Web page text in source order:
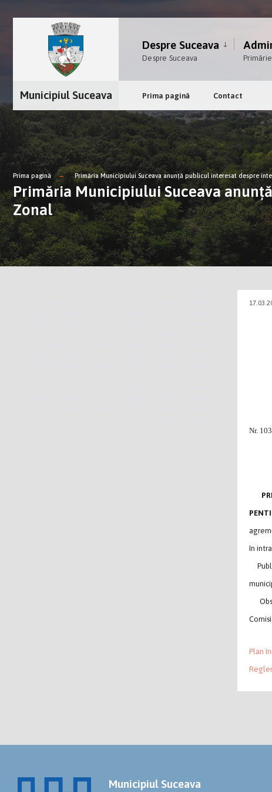
Despre Suceava
Despre Suceava Primărie
Municipiul Suceava Prima pagină Contact
Prima pagină Primăria Municipiului Suceava anunţă publicul interesat despre
Primăria Municipiului Suceava
Zonal
Nr.
în
Plan
Municipiul Suceava